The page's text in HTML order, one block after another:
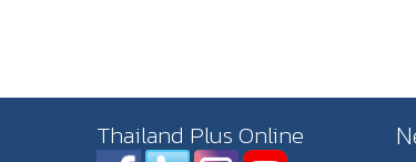
Thailand Plus Online